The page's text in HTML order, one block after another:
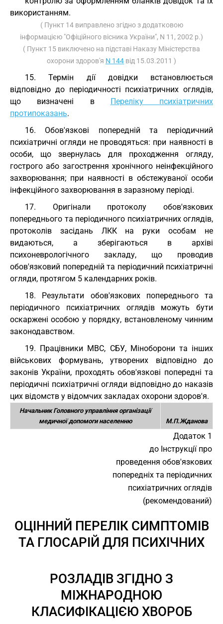
використанням.
( Пункт 14 виправлено згідно з додатковою
інформацією "Офіційного вісника України", N 11, 2002 р.)
( Пункт 15 виключено на підставі Наказу Міністерства
охорони здоров'я N 144 від 15.03.2011 )
15. Термін дії довідки встановлюється
відповідно до періодичності психіатричних оглядів,
що визначені в Переліку психіатричних
протипоказань.
16. Обов'язкові попередній та періодичний
психіатричні огляди не проводяться: при наявності в
особи, що звернулась для проходження огляду,
гострого або загострення хронічного неінфекційного
захворювання; при наявності в обстежуваної особи
інфекційного захворювання в заразному періоді.
17. Оригінали протоколу обов'язкових
попереднього та періодичного психіатричних оглядів,
протоколів засідань ЛКК на руки особам не
видаються, а зберігаються в архіві
психоневрологічного закладу, що проводив
обов'язковий попередній та періодичний психіатричні
огляди, протягом 5 календарних років.
18. Результати обов'язкових попереднього та
періодичного психіатричних оглядів можуть бути
оскаржені особою у порядку, встановленому чинним
законодавством.
19. Працівники МВС, СБУ, Міноборони та інших
військових формувань, утворених відповідно до
законів України, проходять обов'язкові попередні та
періодичні психіатричні огляди відповідно до наказів
цих відомств у відомчих закладах охорони здоров'я.
Начальник Головного управління організації
медичної допомоги населенню
М.П.Жданова
Додаток 1
до Інструкції про
проведення обов'язкових
попередніх та періодичних
психіатричних оглядів
(рекомендований)
ОЦІННИЙ ПЕРЕЛІК СИМПТОМІВ
ТА ГЛОСАРІЙ ДЛЯ ПСИХІЧНИХ
РОЗЛАДІВ ЗГІДНО З
МІЖНАРОДНОЮ
КЛАСИФІКАЦІЄЮ ХВОРОБ